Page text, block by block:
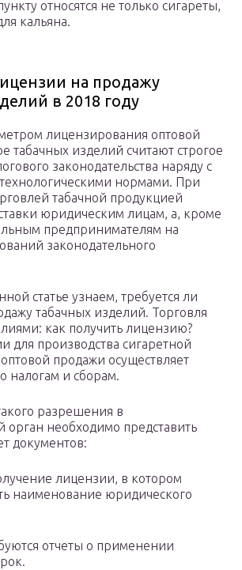
относятся не только сигареты,
кальяна.
на продажу
в 2018 году
лицензирования оптовой
табачных изделий считают строгое
законодательства наряду с
нормами. При
табачной продукцией
юридическим лицам, а, кроме
предпринимателям на
законодательного
статье узнаем, требуется ли
табачных изделий. Торговля
как получить лицензию?
для производства сигаретной
продажи осуществляет
налогам и сборам.
разрешения в
необходимо представить
документов:
лицензии, в котором
наименование юридического
отчеты о применении